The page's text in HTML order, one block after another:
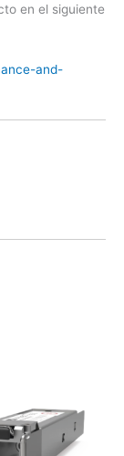
en el siguiente
and-